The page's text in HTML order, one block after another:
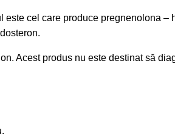
cel care produce pregnenolona –
Acest produs nu este destinat să